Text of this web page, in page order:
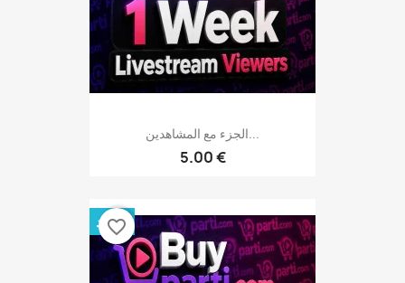
الجزء مع المشاهدين...
5.00 €
جديد
favorite_border